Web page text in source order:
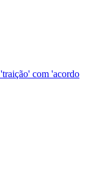
com 'acordo